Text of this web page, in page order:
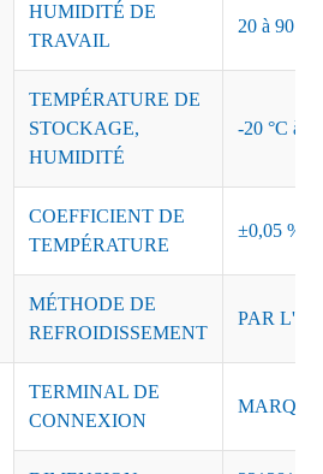
HUMIDITÉ DE
TRAVAIL
20 à 90 %
TEMPÉRATURE DE
STOCKAGE,
HUMIDITÉ
-20 °C à
COEFFICIENT DE
TEMPÉRATURE
±0,05 %/
MÉTHODE DE
REFROIDISSEMENT
PAR
TERMINAL DE
CONNEXION